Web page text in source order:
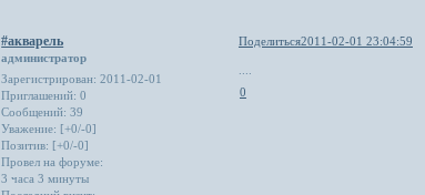
Поделиться2011-02-01 23:04:59
#акварель
администратор
Зарегистрирован: 2011-02-01
Приглашений: 0
Сообщений: 39
Уважение: [+0/-0]
Позитив: [+0/-0]
Провел на форуме:
3 часа 3 минуты
0